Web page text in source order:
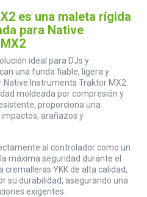
es una maleta rígida
para Native
ideal para DJs y
una funda fiable, ligera y
Instruments Traktor MX2.
moldeada por compresión y
proporciona una
arañazos y
al controlador como un
máxima seguridad durante el
YKK de alta calidad,
su durabilidad, asegurando una
exigentes.